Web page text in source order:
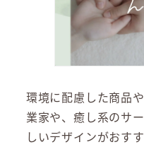
環境に配慮した商品
業家や、癒し系のサ
しいデザインがおすす